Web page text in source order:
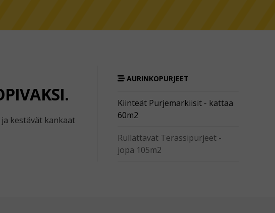
kestävät kankaat
AURINKOPURJEET
Kiinteät Purjemarkiisit - kattaa
60m2
Rullattavat Terassipurjeet -
jopa 105m2